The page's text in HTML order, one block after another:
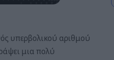
υπερβολικού αριθμού
μια πολύ